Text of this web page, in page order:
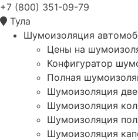
+7 (800) 351-09-79
Тула
Шумоизоляция
Цены на
Конфигуратор
Полная
Шумоизоляция
Шумоизоляция
Шумоизоляция
Шумоизоляция